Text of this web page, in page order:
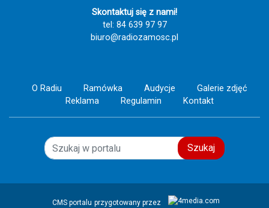
Skontaktuj się z nami!
tel: 84 639 97 97
biuro@radiozamosc.pl
O Radiu Ramówka Audycje
Galerie zdjęć
Reklama
Regulamin Kontakt
Szukaj
CMS portalu przygotowany przez